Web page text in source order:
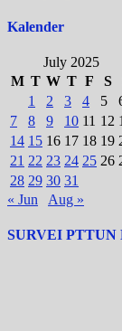
Kalender
July 2025
M T W T F S
1
2 3 4 5
7
8 9 10 11 12
14 15 16 17 18 19
21 22 23 24 25 26
28 29 30 31
« Jun
Aug »
SURVEI PTTUN